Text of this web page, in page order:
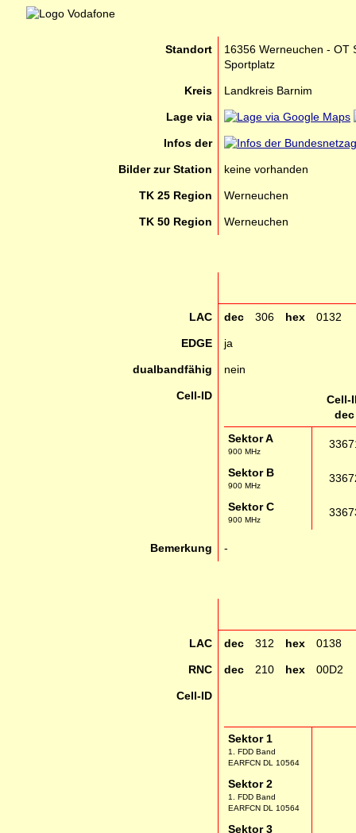
Standort
16356 Werneuchen - OT
Sportplatz
Kreis Landkreis Barnim
Lage via
Infos der
Bilder zur Station keine vorhanden
TK 25 Region Werneuchen
TK 50 Region Werneuchen
LAC dec 306 hex 0132
EDGE ja
dualbandfähig nein
Cell-ID
Cell-
dec
Sektor A
900 MHz
Sektor B
900 MHz
Sektor C
900 MHz
Bemerkung -
LAC dec 312 hex 0138
RNC dec 210 hex 00D2
Cell-ID
Sektor 1
1. FDD Band
EARFCN DL 10564
Sektor 2
1. FDD Band
EARFCN DL 10564
Sektor 3